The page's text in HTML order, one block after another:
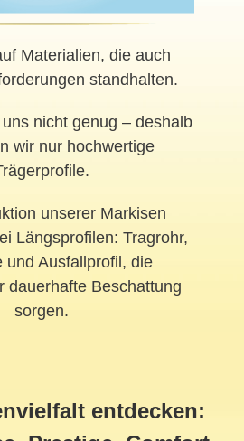
Materialien, die auch
standhalten.
nicht genug – deshalb
wir nur hochwertige
unserer Markisen
Längsprofilen: Tragrohr,
und Ausfallprofil, die
dauerhafte Beschattung
sorgen.
entdecken: